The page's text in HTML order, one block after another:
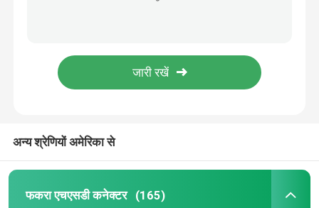
एचएसडी केबल असेंबली
FAKRA समाक्षीय केबल
अन्य श्रेणियों अमेरिका से
फकरा एचएसडी कनेक्टर (165)